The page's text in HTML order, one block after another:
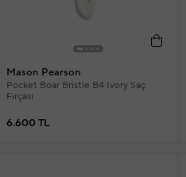
Mason Pearson
Pocket Boar Bristle B4 Ivory Saç
Fırçası
6.600 TL